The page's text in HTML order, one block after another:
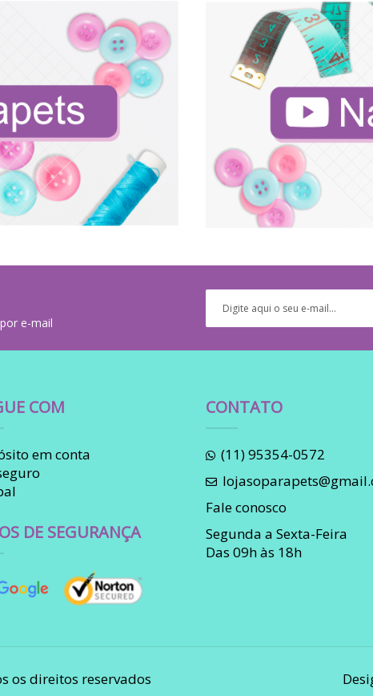
e-mail
COM
em conta
DE SEGURANÇA
CONTATO
(11) 95354-0572
Fale conosco
Segunda a Sexta-Feira
Das 09h às 18h
os direitos reservados